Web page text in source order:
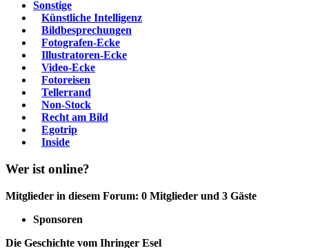
Sonstige
Künstliche Intelligenz
Bildbesprechungen
Fotografen-Ecke
Illustratoren-Ecke
Video-Ecke
Fotoreisen
Tellerrand
Non-Stock
Recht am Bild
Egotrip
Inside
Wer ist online?
Mitglieder in diesem Forum: 0 Mitglieder und 3 Gäste
Sponsoren
Die Geschichte vom Ihringer Esel